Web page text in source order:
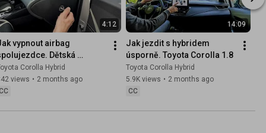
4:12
vypnout airbag
Dětská
Isofix. Kočárek v
Corolla Hybrid
views • 2 months ago
14:09
Jak jezdit s hybridem
úsporně. Toyota Corolla 1.8
Toyota Corolla Hybrid
5.9K views • 2 months ago
CC